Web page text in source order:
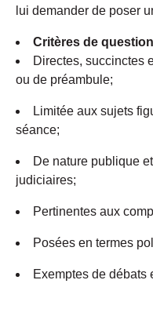
lui demander de poser
Critères de
Directes, succinctes
ou de préambule;
Limitée aux sujets
séance;
De nature publique
judiciaires;
Pertinentes aux
Posées en termes
Exemptes de débats